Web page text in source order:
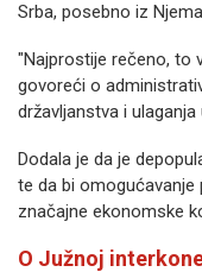
Srba, posebno iz
"Najprostije rečeno, to
govoreći o
državljanstva i
Dodala je da je
te da bi omogućavanje
značajne ekonomske
O Južnoj